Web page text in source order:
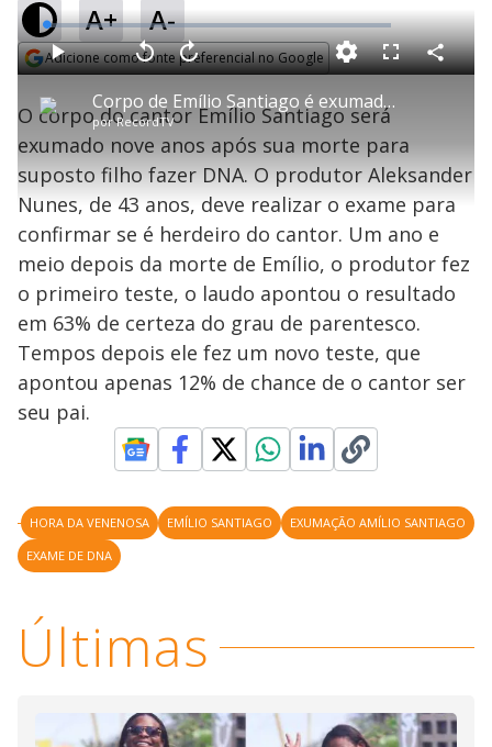
A+ A-
Adicione como fonte preferencial no Google
P
l
a
y
V
i
d
e
o
Corpo de Emílio Santiago é exumado para exame de DNA
porRecordTV
P V
t
a
r
0
e
n
d
o
s
A
n
ç
a
1
s
e
u
n
o
s
M
u
d
o
L
o
a
d
e
:
1
.
6
0
%
F
l
e
n
C
o
a
O corpo do cantor Emílio Santiago será
exumado nove anos após sua morte para
suposto filho fazer DNA. O produtor Aleksander
Nunes, de 43 anos, deve realizar o exame para
confirmar se é herdeiro do cantor. Um ano e
meio depois da morte de Emílio, o produtor fez
o primeiro teste, o laudo apontou o resultado
em 63% de certeza do grau de parentesco.
Tempos depois ele fez um novo teste, que
apontou apenas 12% de chance de o cantor ser
seu pai.
HORA DA VENENOSA EMÍLIO SANTIAGO
EXUMAÇÃO AMÍLIO SANTIAGO
EXAME DE DNA
Últimas